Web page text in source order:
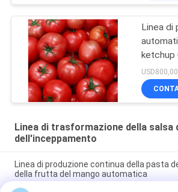
Linea di
ketchup
all'ora
Linea di trasformazione della salsa
dell'inceppamento
Linea di produzione continua della pasta
della frutta del mango automatica